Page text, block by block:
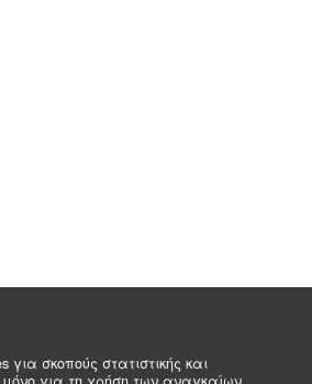
σκοπούς στατιστικής και